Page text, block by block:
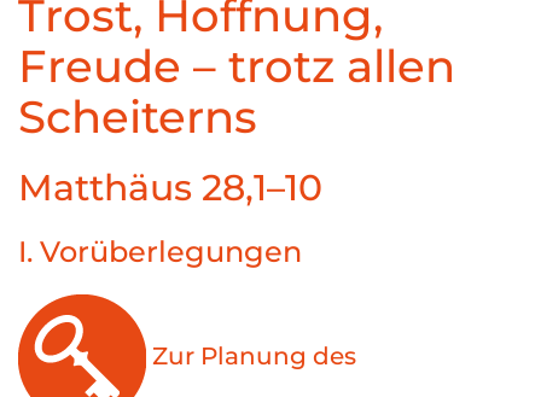
Trost, Hoffnung,
Freude – trotz allen
Scheiterns
Matthäus 28,1–10
I. Vorüberlegungen
Zur Planung des